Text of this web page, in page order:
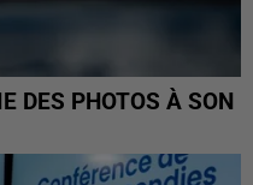
DES PHOTOS À SON